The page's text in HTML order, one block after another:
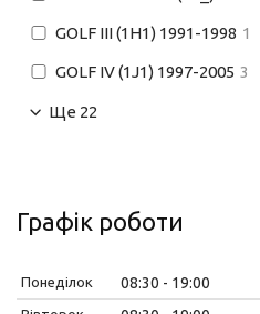
GOLF III (1H1) 1991-1998 1
GOLF IV (1J1) 1997-2005 3
Ще 22
Графік роботи
Понеділок 08:30 19:00